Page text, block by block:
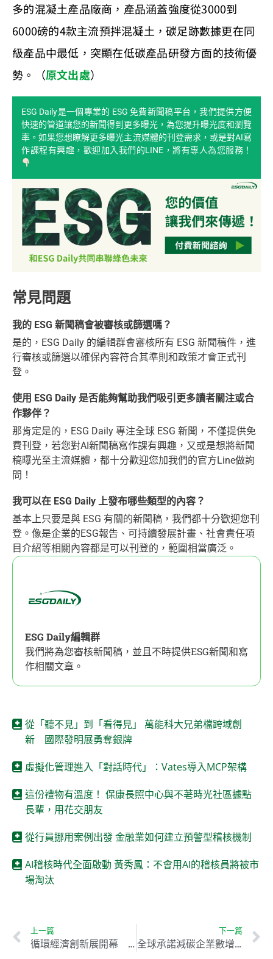
多的混凝土產品廠商，產品涵蓋強度從3000到
6000磅的4款主流預拌混凝土，碳足跡數據更在同
級產品中最低，突顯在低碳產品研發方面的技術優
勢。（原文出處）
ESG Daily是一個專業的 ESG 免費新聞稿平台，我們提供方便
快速的管道讓您的新聞得到更多曝光，為您提升曝光度和瀏覽
率。如果您想瞭解更多曝光主流媒體的刊登需求，或是對AI寫
作課程有興趣，歡迎加入我們的LINE，將有專人為您服務！
常見問題
我的 ESG 新聞稿會被審核或篩選嗎？
是的，ESG Daily 的編輯群會審核所有 ESG 新聞稿件，進
行審核或篩選以確保內容符合其準則和政策才會正式刊
登。
使用 ESG Daily 是否能夠幫助我們吸引更多讀者關注或合
作夥伴？
那肯定是的，ESG Daily 專注全球 ESG 新聞，不僅提供免
費刊登，若您對AI新聞稿寫作課有興趣，又或是想將新聞
稿曝光至主流媒體，都十分歡迎您加我們的官方Line做詢
問！
我可以在 ESG Daily 上發布哪些類型的內容？
基本上只要是與 ESG 有關的新聞稿，我們都十分歡迎您刊
登。像是企業的ESG報告、可持續發展計畫、社會責任項
目介紹等相關內容都是可以刊登的，範圍相當廣泛。
ESG Daily編輯群
我們將為您審核新聞稿，並且不時提供ESG新聞和寫
作相關文章。
從「聽不見」到「看得見」 萬能科大兄弟檔跨域創
新 國際發明展勇奪銀牌
虛擬化管理進入「對話時代」：Vates導入MCP架構
這份禮物有溫度！ 保康長照中心與不荖時光社區據點
長輩，用花交朋友
從行員挪用案例出發 金融業如何建立預警型稽核機制
AI稽核時代全面啟動 黃秀鳳：不會用AI的稽核員將被市
場淘汰
上一篇
循環經濟創新展開幕 業者鳳梨廢葉製衣降低碳足跡
下一篇
全球承諾減碳企業數增加 執行力度仍待加強